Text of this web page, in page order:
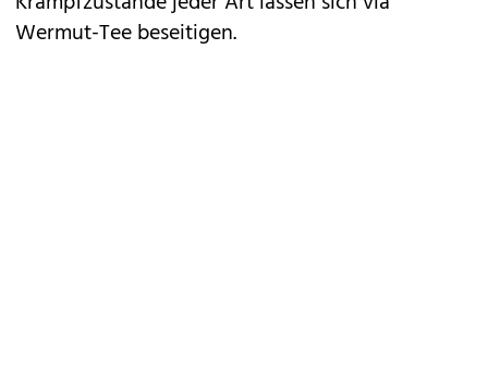
Wermut-Tee beseitigen.